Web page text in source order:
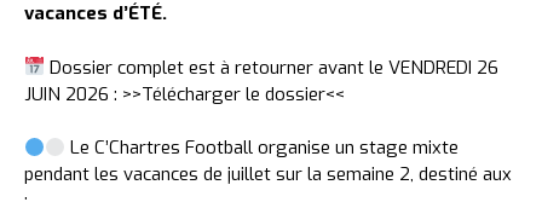
vacances d’ÉTÉ.
Dossier complet est à retourner avant le VENDREDI 26
JUIN 2026 : >>Télécharger le dossier<<
Le C’Chartres Football organise un stage mixte
pendant les vacances de juillet sur la semaine 2, destiné aux